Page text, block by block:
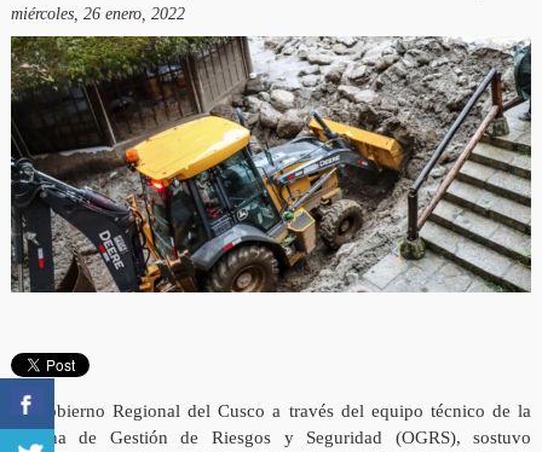
miércoles, 26 enero, 2022
El Gobierno Regional del Cusco a través del equipo técnico de la
Oficina de Gestión de Riesgos y Seguridad (OGRS), sostuvo